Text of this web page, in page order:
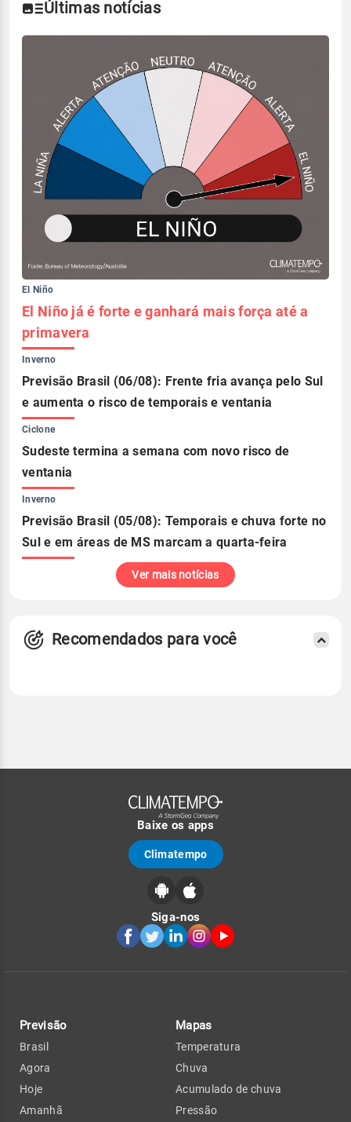
Últimas notícias
El Niño
El Niño já é forte e ganhará mais força até a
primavera
Inverno
Previsão Brasil (06/08): Frente fria avança pelo Sul
e aumenta o risco de temporais e ventania
Ciclone
Sudeste termina a semana com novo risco de
ventania
Inverno
Previsão Brasil (05/08): Temporais e chuva forte no
Sul e em áreas de MS marcam a quarta-feira
Ver mais notícias
Recomendados para você
Baixe os apps
Climatempo
Siga-nos
Previsão
Brasil
Agora
Hoje
Amanhã
Mapas
Temperatura
Chuva
Acumulado de chuva
Pressão